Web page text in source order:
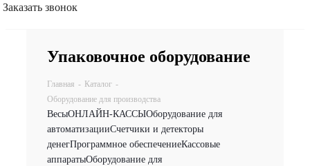
Заказать звонок
Упаковочное оборудование
Главная - Каталог -
Оборудование для производства
ВесыОНЛАЙН-КАССЫОборудование для
автоматизацииСчетчики и детекторы
денегПрограммное обеспечениеКассовые
аппаратыОборудование для